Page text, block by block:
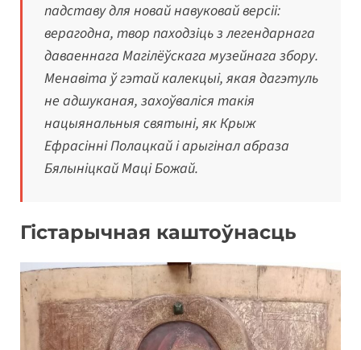
падставу для новай навуковай версіі:
верагодна, твор паходзіць з легендарнага
даваеннага Магілёўскага музейнага збору.
Менавіта ў гэтай калекцыі, якая дагэтуль
не адшуканая, захоўваліся такія
нацыянальныя святыні, як Крыж
Ефрасінні Полацкай і арыгінал абраза
Бялыніцкай Маці Божай.
Гістарычная каштоўнасць